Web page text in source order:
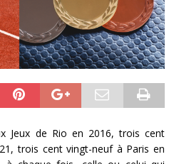
Jeux de Rio en 2016, trois cent
trois cent vingt-neuf à Paris en